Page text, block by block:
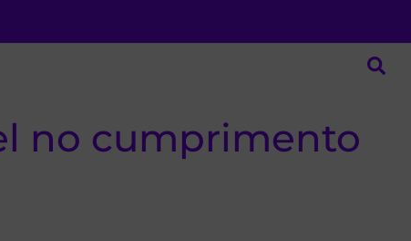
no cumprimento